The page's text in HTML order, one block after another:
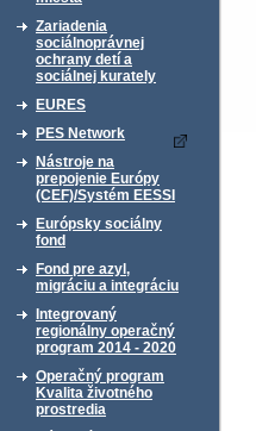
Zariadenia
sociálnoprávnej
ochrany detí a
sociálnej kurately
EURES
PES Network
Nástroje na
prepojenie Európy
(CEF)/Systém EESSI
Európsky sociálny
fond
Fond pre azyl,
migráciu a integráciu
Integrovaný
regionálny operačný
program 2014 - 2020
Operačný program
Kvalita životného
prostredia